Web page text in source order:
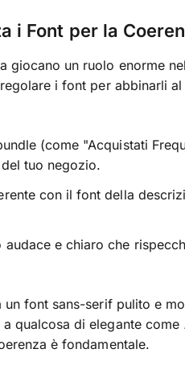
i Font per la
giocano un ruolo enorme
i font per abbinarli al
(come "Acquistati
tuo negozio.
con il font della
audace e chiaro che
font sans-serif pulito e
qualcosa di elegante come
è fondamentale.